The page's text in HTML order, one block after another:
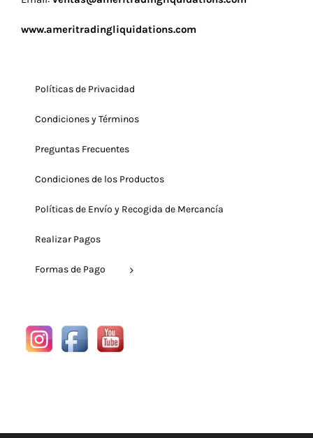
www.ameritradingliquidations.com
Políticas de Privacidad
Condiciones y Términos
Preguntas Frecuentes
Condiciones de los Productos
Políticas de Envío y Recogida de Mercancía
Realizar Pagos
Formas de Pago